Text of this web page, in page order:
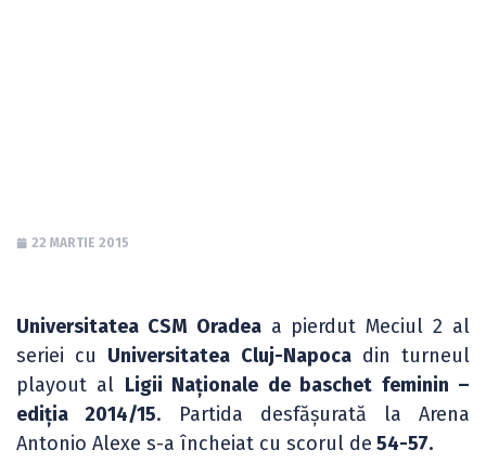
22 MARTIE 2015
Universitatea CSM Oradeaa pierdut Meciul 2 al
seriei cu Universitatea Cluj-Napocadin turneul
playout al Ligii Naționale de baschet feminin –
ediția 2014/15. Partida desfășurată la Arena
Antonio Alexe s-a încheiat cu scorul de 54-57.